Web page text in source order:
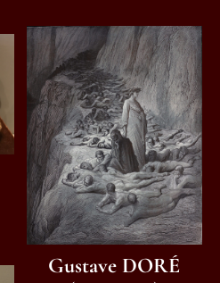
Gustave DORÉ